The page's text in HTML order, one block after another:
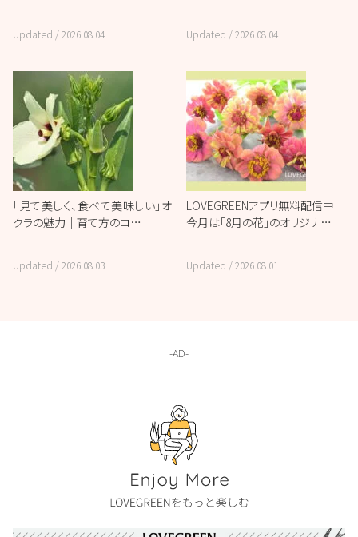
Updated /2026.08.04 Updated /2026.08.04
「見て美しく、食べて美味しい」オ
クラの魅力｜育て方のコ…
Updated /2026.08.03
LOVEGREENアプリ無料配信中｜
今月は「8月の花」のオリジナ…
Updated /2026.08.01